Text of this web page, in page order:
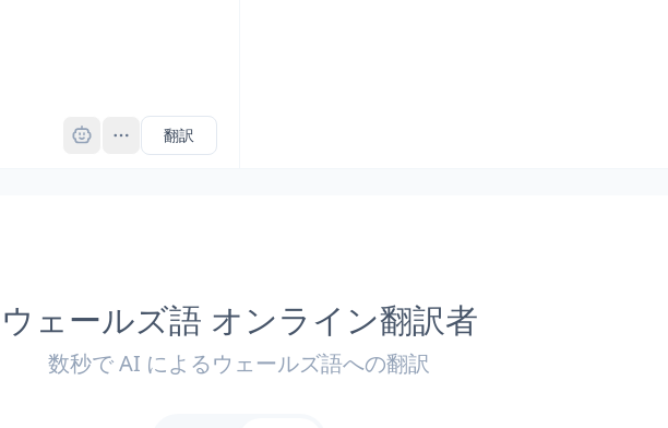
翻訳
ウェールズ語 オンライン翻訳者
数秒で AI によるウェールズ語への翻訳